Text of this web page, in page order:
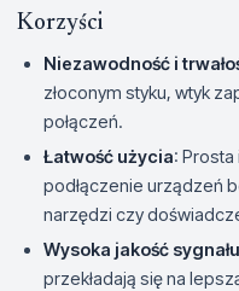
Korzyści
Niezawodność i
złoconym styku, wtyk
połączeń.
Łatwość użycia:
podłączenie urządzeń
narzędzi czy
Wysoka jakość sygnału
przekładają się na